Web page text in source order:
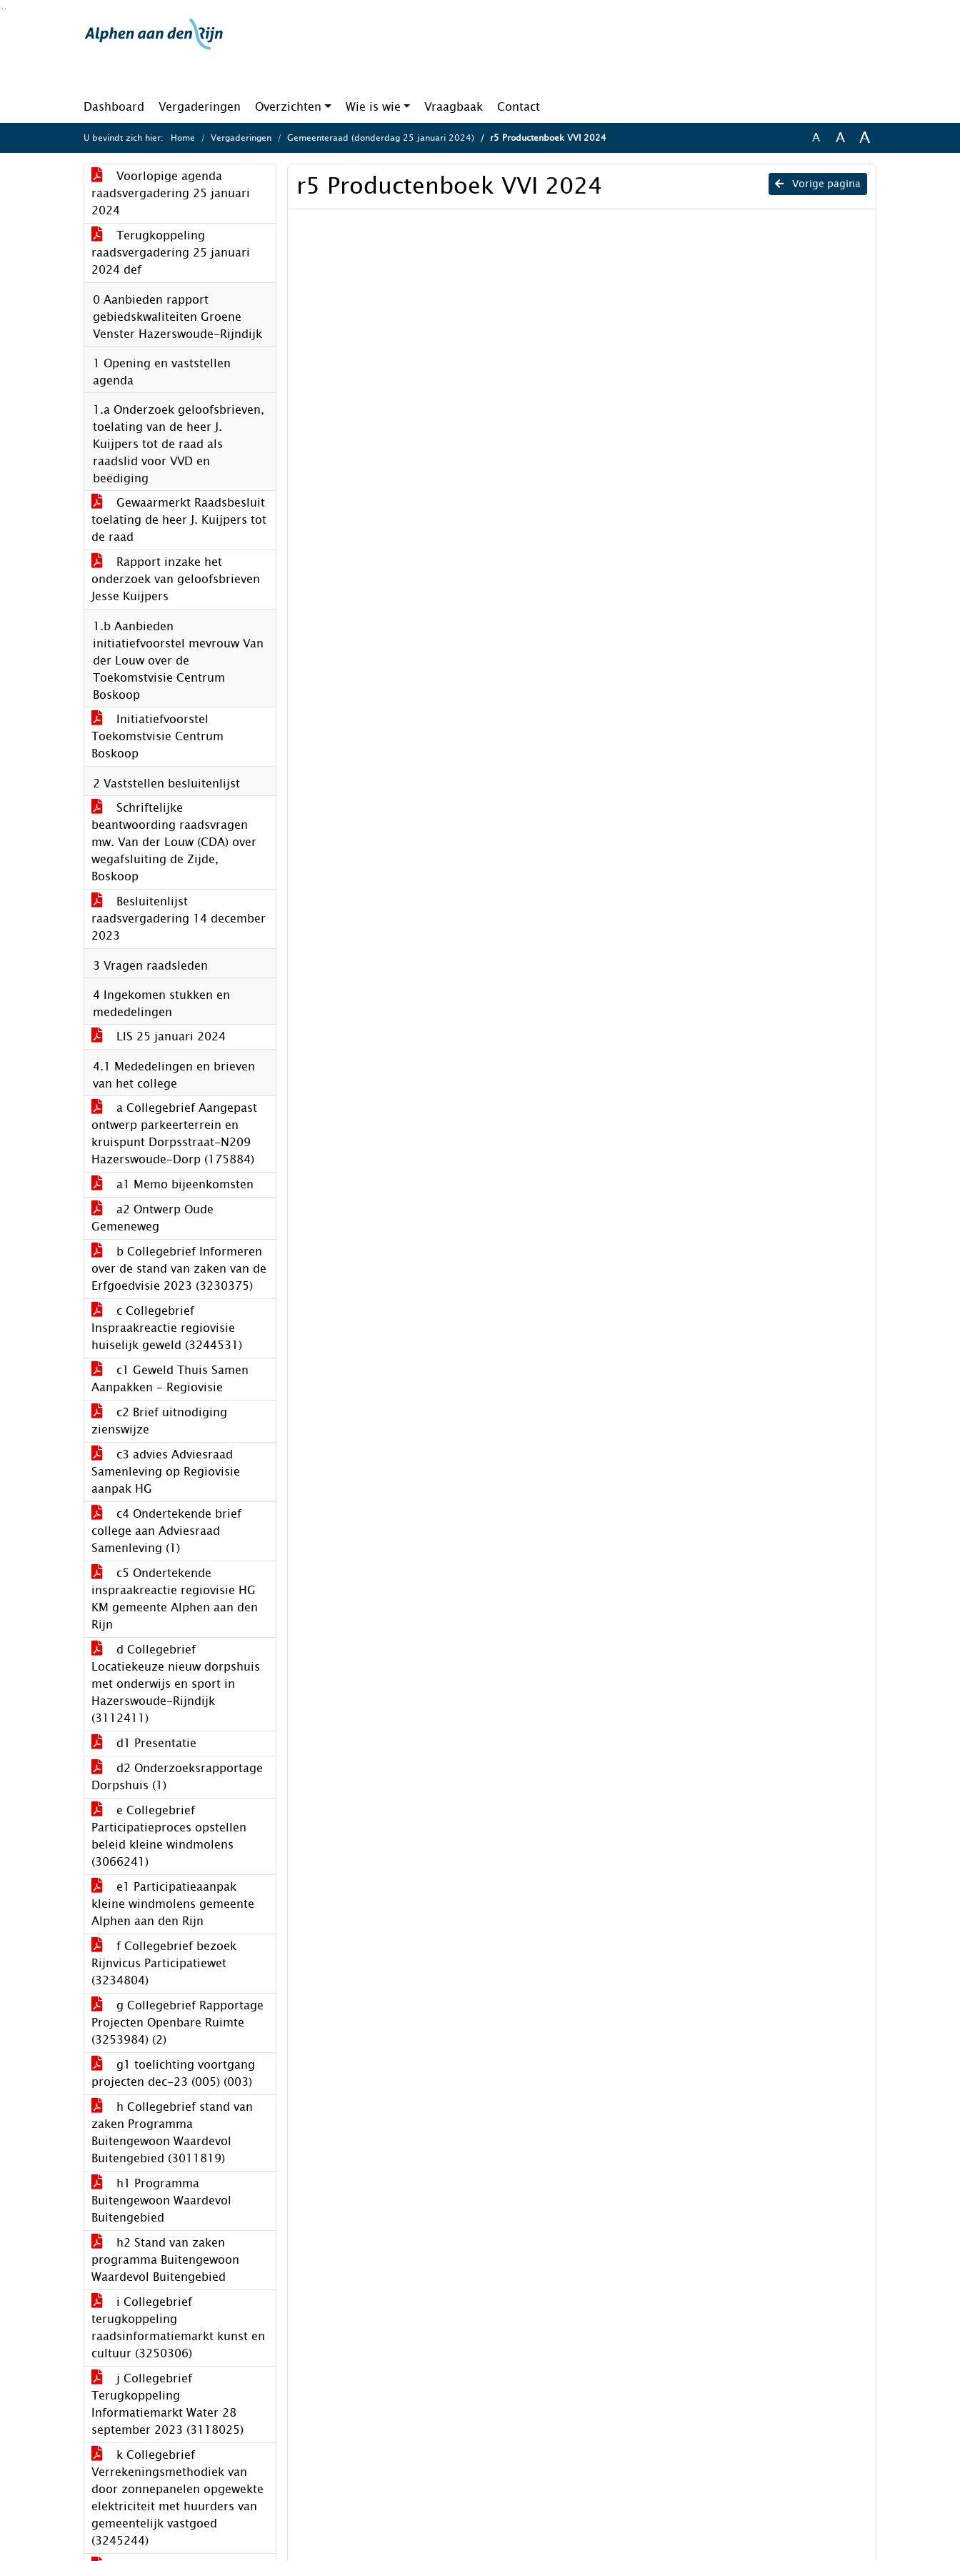
Ga naar de inhoud van deze pagina
Dashboard Vergaderingen Overzichten Wie is wie Vraagbaak Contact
U bevindt zich hier: Home Vergaderingen Gemeenteraad (donderdag 25 januari 2024) r5 Productenboek VVI 2024 A A A
Voorlopige agenda
raadsvergadering 25 januari
2024
Terugkoppeling
raadsvergadering 25 januari
2024 def
0 Aanbieden rapport
gebiedskwaliteiten Groene
Venster Hazerswoude-Rijndijk
1 Opening en vaststellen
agenda
1.a Onderzoek geloofsbrieven,
toelating van de heer J.
Kuijpers tot de raad als
raadslid voor VVD en
beëdiging
Gewaarmerkt Raadsbesluit
toelating de heer J. Kuijpers tot
de raad
Rapport inzake het
onderzoek van geloofsbrieven
Jesse Kuijpers
1.b Aanbieden
initiatiefvoorstel mevrouw Van
der Louw over de
Toekomstvisie Centrum
Boskoop
Initiatiefvoorstel
Toekomstvisie Centrum
Boskoop
2 Vaststellen besluitenlijst
Schriftelijke
beantwoording raadsvragen
mw. Van der Louw (CDA) over
wegafsluiting de Zijde,
Boskoop
Besluitenlijst
raadsvergadering 14 december
2023
3 Vragen raadsleden
4 Ingekomen stukken en
mededelingen
LIS 25 januari 2024
4.1 Mededelingen en brieven
van het college
a Collegebrief Aangepast
ontwerp parkeerterrein en
kruispunt Dorpsstraat-N209
Hazerswoude-Dorp (175884)
a1 Memo bijeenkomsten
a2 Ontwerp Oude
Gemeneweg
b Collegebrief Informeren
over de stand van zaken van de
Erfgoedvisie 2023 (3230375)
c Collegebrief
Inspraakreactie regiovisie
huiselijk geweld (3244531)
c1 Geweld Thuis Samen
Aanpakken - Regiovisie
c2 Brief uitnodiging
zienswijze
c3 advies Adviesraad
Samenleving op Regiovisie
aanpak HG
c4 Ondertekende brief
college aan Adviesraad
Samenleving (1)
c5 Ondertekende
inspraakreactie regiovisie HG
KM gemeente Alphen aan den
Rijn
d Collegebrief
Locatiekeuze nieuw dorpshuis
met onderwijs en sport in
Hazerswoude-Rijndijk
(3112411)
d1 Presentatie
d2 Onderzoeksrapportage
Dorpshuis (1)
e Collegebrief
Participatieproces opstellen
beleid kleine windmolens
(3066241)
e1 Participatieaanpak
kleine windmolens gemeente
Alphen aan den Rijn
f Collegebrief bezoek
Rijnvicus Participatiewet
(3234804)
g Collegebrief Rapportage
Projecten Openbare Ruimte
(3253984) (2)
g1 toelichting voortgang
projecten dec-23 (005) (003)
h Collegebrief stand van
zaken Programma
Buitengewoon Waardevol
Buitengebied (3011819)
h1 Programma
Buitengewoon Waardevol
Buitengebied
h2 Stand van zaken
programma Buitengewoon
Waardevol Buitengebied
i Collegebrief
terugkoppeling
raadsinformatiemarkt kunst en
cultuur (3250306)
j Collegebrief
Terugkoppeling
Informatiemarkt Water 28
september 2023 (3118025)
k Collegebrief
Verrekeningsmethodiek van
door zonnepanelen opgewekte
elektriciteit met huurders van
gemeentelijk vastgoed
(3245244)
Vorige pagina
r5 Productenboek VVI 2024